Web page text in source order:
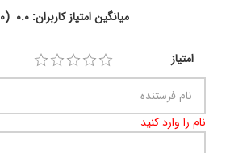
میانگین امتیاز کاربران: 0.0 (0 رای)
امتیاز
نام را وارد کنید